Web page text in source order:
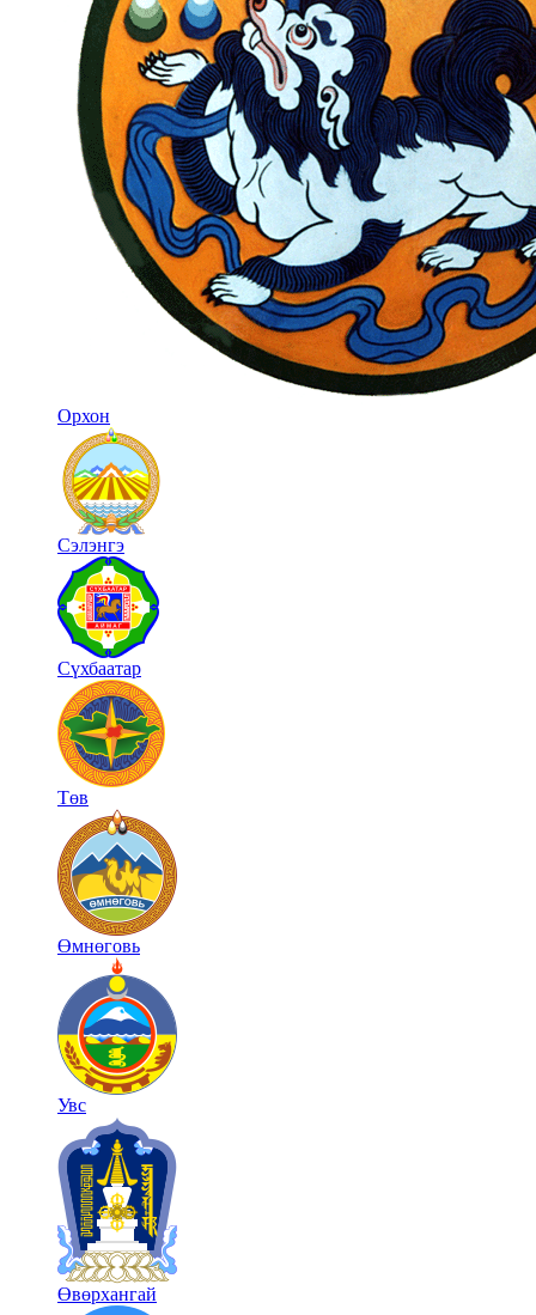
Орхон
Сэлэнгэ
Сүхбаатар
Төв
Өмнөговь
Увс
Өвөрхангай